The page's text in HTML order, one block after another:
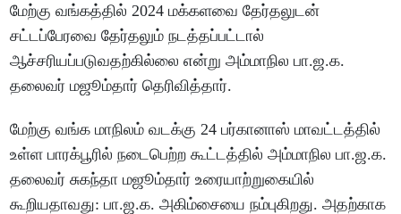
மேற்கு வங்கத்தில் 2024 மக்களவை தேர்தலுடன்
சட்டப்பேரவை தேர்தலும் நடத்தப்பட்டால்
ஆச்சரியப்படுவதற்கில்லை என்று அம்மாநில பா.ஜ.க.
தலைவர் மஜூம்தார் தெரிவித்தார்.
மேற்கு வங்க மாநிலம் வடக்கு 24 பர்கானாஸ் மாவட்டத்தில்
உள்ள பாரக்பூரில் நடைபெற்ற கூட்டத்தில் அம்மாநில பா.ஜ.க.
தலைவர் சுகந்தா மஜூம்தார் உரையாற்றுகையில்
கூறியதாவது: பா.ஜ.க. அகிம்சையை நம்புகிறது. அதற்காக